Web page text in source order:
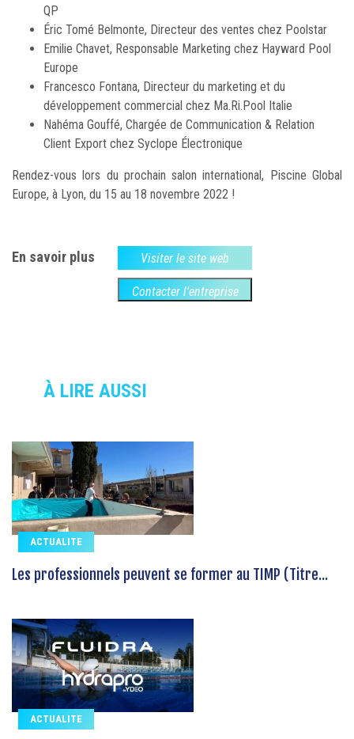
QP
Éric Tomé Belmonte, Directeur des ventes chez Poolstar
Emilie Chavet, Responsable Marketing chez Hayward Pool
Europe
Francesco Fontana, Directeur du marketing et du
développement commercial chez Ma.Ri.Pool Italie
Nahéma Gouffé, Chargée de Communication & Relation
Client Export chez Syclope Électronique
Rendez-vous lors du prochain salon international, Piscine Global
Europe, à Lyon, du 15 au 18 novembre 2022 !
En savoir plus Visiter le site web
Contacter l'entreprise
À LIRE AUSSI
ACTUALITE
Les professionnels peuvent se former au TIMP (Titre...
ACTUALITE